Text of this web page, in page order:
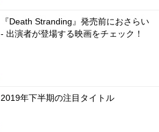
『Death Stranding』発売前におさらい
- 出演者が登場する映画をチェック！
2019年下半期の注目タイトル